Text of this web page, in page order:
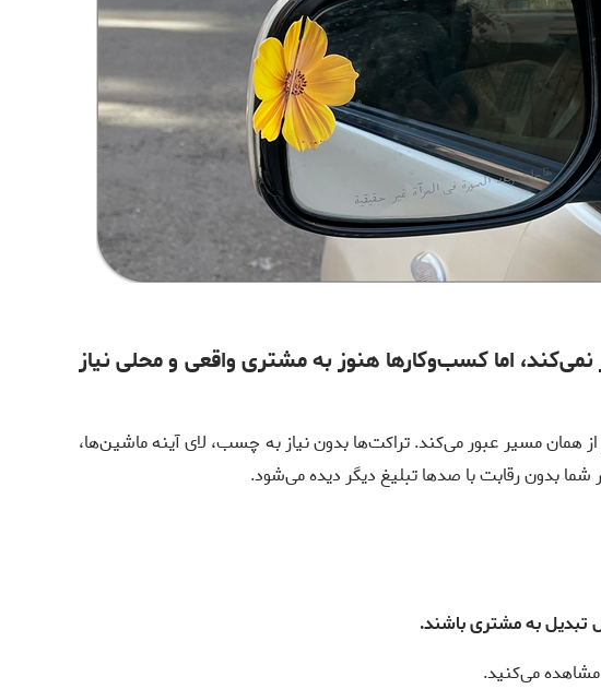
اما کسب‌وکارها هنوز به مشتری واقعی و محلی نیاز
مسیر عبور می‌کند. تراکت‌ها بدون نیاز به چسب، لای آینه ماشین‌ها،
بدون رقابت با صدها تبلیغ دیگر دیده می‌شود.
تبدیل به مشتری باشند.
می‌کنید.